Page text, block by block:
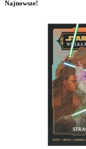
Najnowsze!